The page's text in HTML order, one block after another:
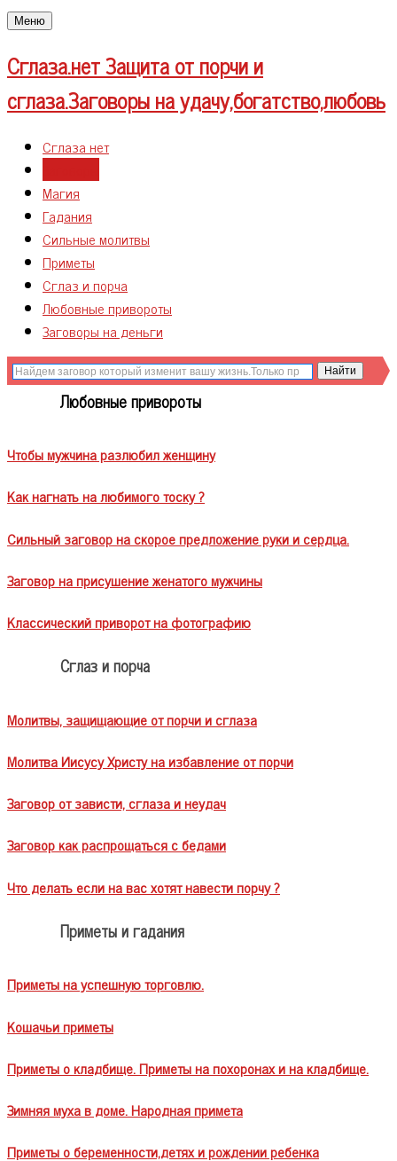
Меню
Сглаза.нетЗащита от порчи и
сглаза.Заговоры на удачу,богатство,любовь
Сглаза нет
Магия
Гадания
Сильные молитвы
Приметы
Сглаз и порча
Любовные привороты
Заговоры на деньги
Любовные привороты
Чтобы мужчина разлюбил женщину
Как нагнать на любимого тоску ?
Сильный заговор на скорое предложение руки и сердца.
Заговор на присушение женатого мужчины
Классический приворот на фотографию
Сглаз и порча
Молитвы, защищающие от порчи и сглаза
Молитва Иисусу Христу на избавление от порчи
Заговор от зависти, сглаза и неудач
Заговор как распрощаться с бедами
Что делать если на вас хотят навести порчу ?
Приметы и гадания
Приметы на успешную торговлю.
Кошачьи приметы
Приметы о кладбище. Приметы на похоронах и на кладбище.
Зимняя муха в доме. Народная примета
Приметы о беременности,детях и рождении ребенка